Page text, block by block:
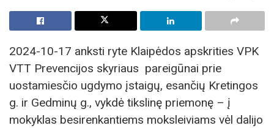
2024-10-17 anksti ryte Klaipėdos apskrities VPK
VTT Prevencijos skyriaus pareigūnai prie
uostamiesčio ugdymo įstaigų, esančių Kretingos
g. ir Gedminų g., vykdė tikslinę priemonę – į
mokyklas besirenkantiems moksleiviams vėl dalijo